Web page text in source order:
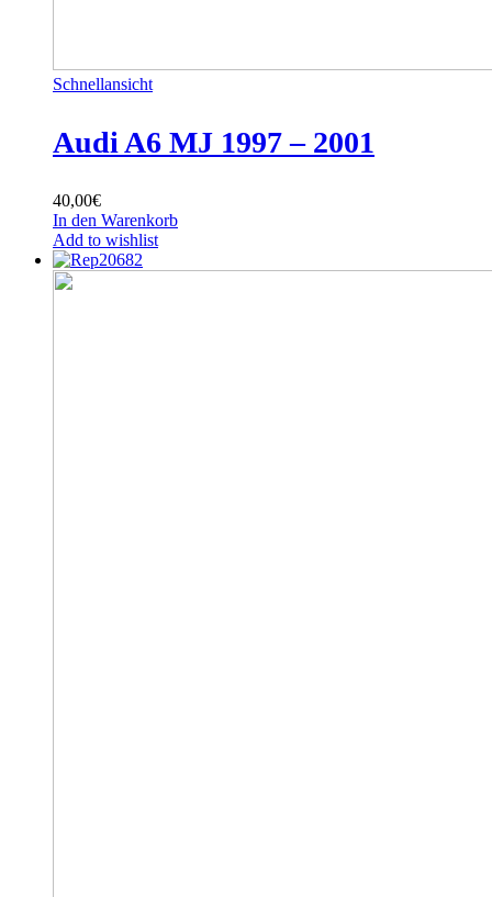
Schnellansicht
Audi A6 MJ 1997 – 2001
40,00€
In den Warenkorb
Add to wishlist